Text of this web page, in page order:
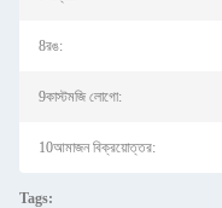
8রঙ:
9কাস্টমজি লোগো:
10আমাজন বিক্রয়োত্তর:
Tags: